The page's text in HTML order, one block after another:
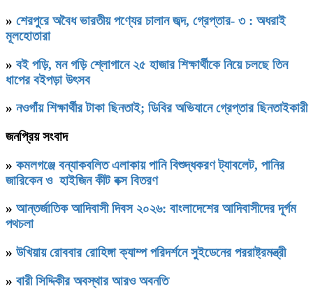
» শেরপুরে অবৈধ ভারতীয় পণ্যের চালান জব্দ, গ্রেপ্তার- ৩ : অধরাই
মূলহোতারা
» বই পড়ি, মন গড়ি শ্লোগানে ২৫ হাজার শিক্ষার্থীকে নিয়ে চলছে তিন
ধাপের বইপড়া উৎসব
» নওগাঁয় শিক্ষার্থীর টাকা ছিনতাই; ডিবির অভিযানে গ্রেপ্তার ছিনতাইকারী
জনপ্রিয় সংবাদ
» কমলগঞ্জে বন্যাকবলিত এলাকায় পানি বিশুদ্ধকরণ ট্যাবলেট, পানির
জারিকেন ও হাইজিন কীট বক্স বিতরণ
» আন্তর্জাতিক আদিবাসী দিবস ২০২৬: বাংলাদেশের আদিবাসীদের দূর্গম
পথচলা
» উখিয়ায় রোববার রোহিঙ্গা ক্যাম্প পরিদর্শনে সুইডেনের পররাষ্ট্রমন্ত্রী
» বারী সিদ্দিকীর অবস্থার আরও অবনতি